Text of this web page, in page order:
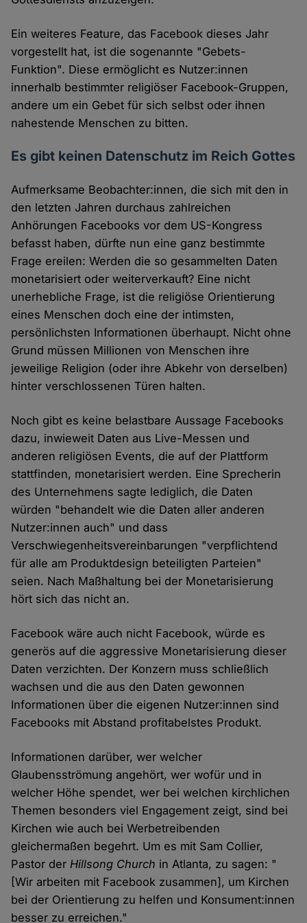
Ein weiteres Feature, das Facebook dieses Jahr
vorgestellt hat, ist die sogenannte "Gebets-
Funktion". Diese ermöglicht es Nutzer:innen
innerhalb bestimmter religiöser Facebook-Gruppen,
andere um ein Gebet für sich selbst oder ihnen
nahestende Menschen zu bitten.
Es gibt keinen Datenschutz im Reich Gottes
Aufmerksame Beobachter:innen, die sich mit den in
den letzten Jahren durchaus zahlreichen
Anhörungen Facebooks vor dem US-Kongress
befasst haben, dürfte nun eine ganz bestimmte
Frage ereilen: Werden die so gesammelten Daten
monetarisiert oder weiterverkauft? Eine nicht
unerhebliche Frage, ist die religiöse Orientierung
eines Menschen doch eine der intimsten,
persönlichsten Informationen überhaupt. Nicht ohne
Grund müssen Millionen von Menschen ihre
jeweilige Religion (oder ihre Abkehr von derselben)
hinter verschlossenen Türen halten.
Noch gibt es keine belastbare Aussage Facebooks
dazu, inwieweit Daten aus Live-Messen und
anderen religiösen Events, die auf der Plattform
stattfinden, monetarisiert werden. Eine Sprecherin
des Unternehmens sagte lediglich, die Daten
würden "behandelt wie die Daten aller anderen
Nutzer:innen auch" und dass
Verschwiegenheitsvereinbarungen "verpflichtend
für alle am Produktdesign beteiligten Parteien"
seien. Nach Maßhaltung bei der Monetarisierung
hört sich das nicht an.
Facebook wäre auch nicht Facebook, würde es
generös auf die aggressive Monetarisierung dieser
Daten verzichten. Der Konzern muss schließlich
wachsen und die aus den Daten gewonnen
Informationen über die eigenen Nutzer:innen sind
Facebooks mit Abstand profitabelstes Produkt.
Informationen darüber, wer welcher
Glaubensströmung angehört, wer wofür und in
welcher Höhe spendet, wer bei welchen kirchlichen
Themen besonders viel Engagement zeigt, sind bei
Kirchen wie auch bei Werbetreibenden
gleichermaßen begehrt. Um es mit Sam Collier,
Pastor derHillsong Church in Atlanta, zu sagen: "
[Wir arbeiten mit Facebook zusammen], um Kirchen
bei der Orientierung zu helfen und Konsument:innen
besser zu erreichen."